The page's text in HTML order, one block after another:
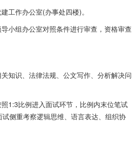
工作办公室(办事处四楼)。
小组办公室对照条件进行审查，资格审查
知识、法律法规、公文写作、分析解决问
1:3比例进入面试环节，比例内末位笔试
侧重考察逻辑思维、语言表达、组织协